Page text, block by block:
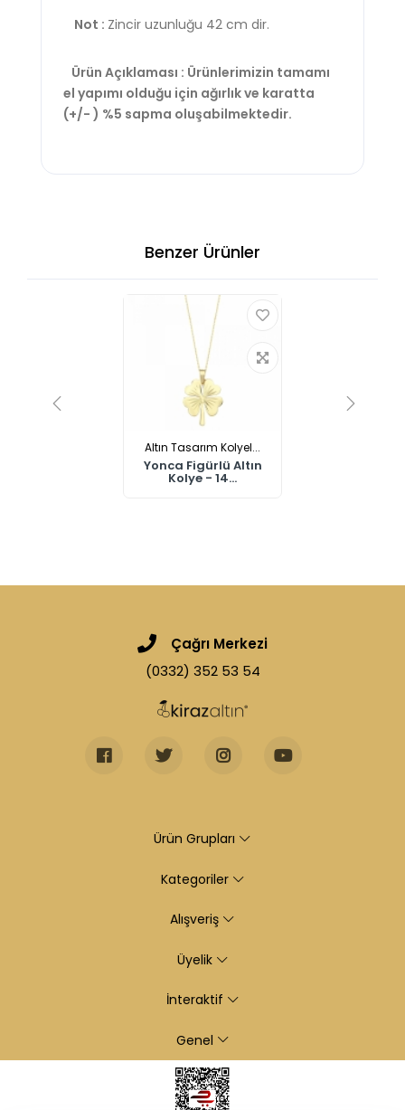
Not : Zincir uzunluğu 42 cm dir.
Ürün Açıklaması : Ürünlerimizin tamamı
el yapımı olduğu için ağırlık ve karatta
(+/- ) %5 sapma oluşabilmektedir.
Benzer Ürünler
Altın Tasarım Kolyel...
Yonca Figürlü Altın
Kolye - 14...
Çağrı Merkezi
(0332) 352 53 54
Ürün Grupları
Kategoriler
Alışveriş
Üyelik
İnteraktif
Genel